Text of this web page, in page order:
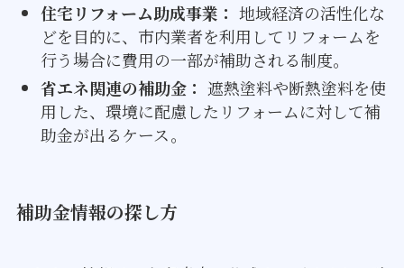
住宅リフォーム助成事業： 地域経済の活性化な
どを目的に、市内業者を利用してリフォームを
行う場合に費用の一部が補助される制度。
省エネ関連の補助金： 遮熱塗料や断熱塗料を使
用した、環境に配慮したリフォームに対して補
助金が出るケース。
補助金情報の探し方